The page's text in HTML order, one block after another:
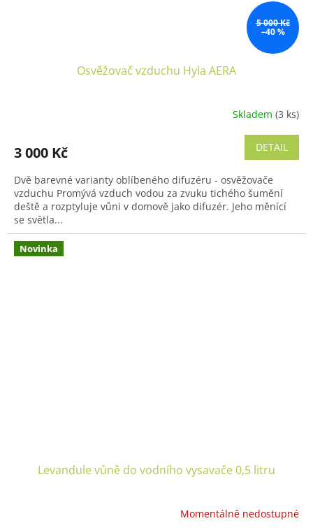
5 000 Kč
–40 %
Osvěžovač vzduchu Hyla AERA
je
z
5
hvězdiček.
Skladem(3 ks)
3 000 Kč DETAIL
Dvě barevné varianty oblíbeného difuzéru - osvěžovače
vzduchu Promývá vzduch vodou za zvuku tichého šumění
deště a rozptyluje vůni v domově jako difuzér. Jeho měnící
se světla...
Novinka
Levandule vůně do vodního vysavače 0,5 litru
Momentálně nedostupné